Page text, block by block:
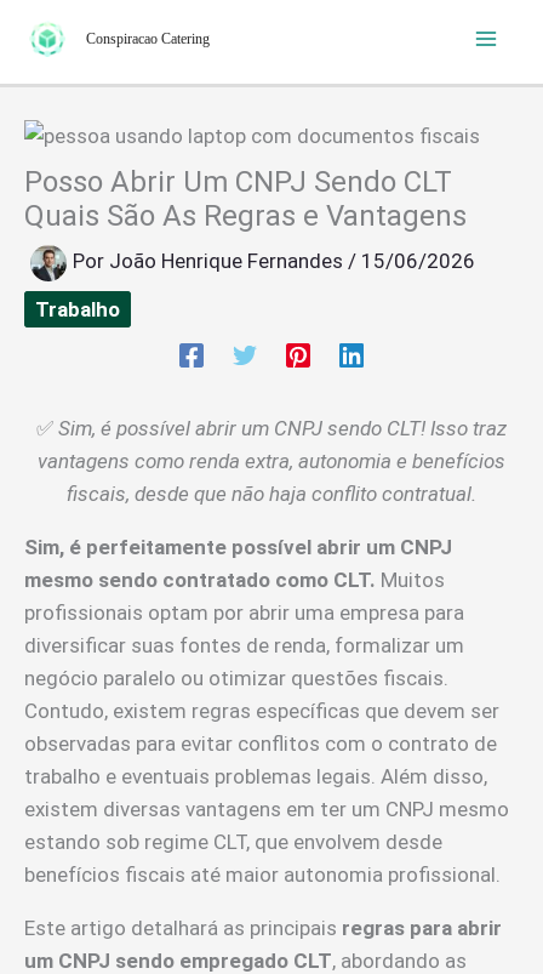
para
o
Conspiracao Catering
Posso Abrir Um CNPJ Sendo CLT
Quais São As Regras e Vantagens
Por João Henrique Fernandes / 15/06/2026
Trabalho
✅ Sim, é possível abrir um CNPJ sendo CLT! Isso traz
vantagens como renda extra, autonomia e benefícios
fiscais, desde que não haja conflito contratual.
Sim, é perfeitamente possível abrir um CNPJ
mesmo sendo contratado como CLT. Muitos
profissionais optam por abrir uma empresa para
diversificar suas fontes de renda, formalizar um
negócio paralelo ou otimizar questões fiscais.
Contudo, existem regras específicas que devem ser
observadas para evitar conflitos com o contrato de
trabalho e eventuais problemas legais. Além disso,
existem diversas vantagens em ter um CNPJ mesmo
estando sob regime CLT, que envolvem desde
benefícios fiscais até maior autonomia profissional.
Este artigo detalhará as principais regras para abrir
um CNPJ sendo empregado CLT, abordando as